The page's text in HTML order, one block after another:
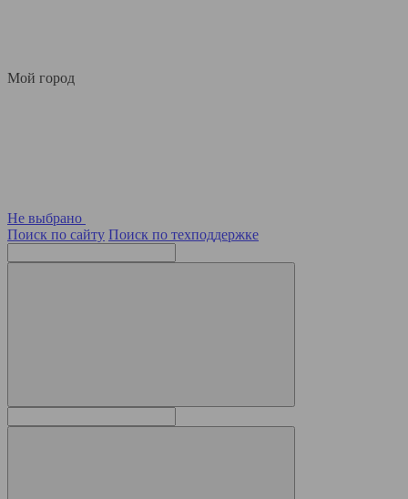
Мой город
Не выбрано
Поиск по сайту Поиск по техподдержке